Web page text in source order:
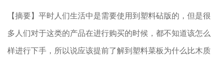
【摘要】平时人们生活中是需要使用到塑料砧版的，但是很
多人们对于这类的产品在进行购买的时候，都不知道该怎么
样进行下手，所以说应该提前了解到塑料菜板为什么比木质